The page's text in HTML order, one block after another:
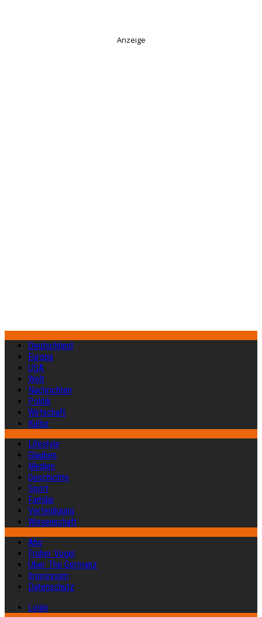
Anzeige
Deutschland
Europa
USA
Welt
Nachrichten
Politik
Wirtschaft
Kultur
Lifestyle
Glauben
Medien
Geschichte
Sport
Familie
Verteidigung
Wissenschaft
Abo
Früher Vogel
Über The Germanz
Impressum
Datenschutz
Login